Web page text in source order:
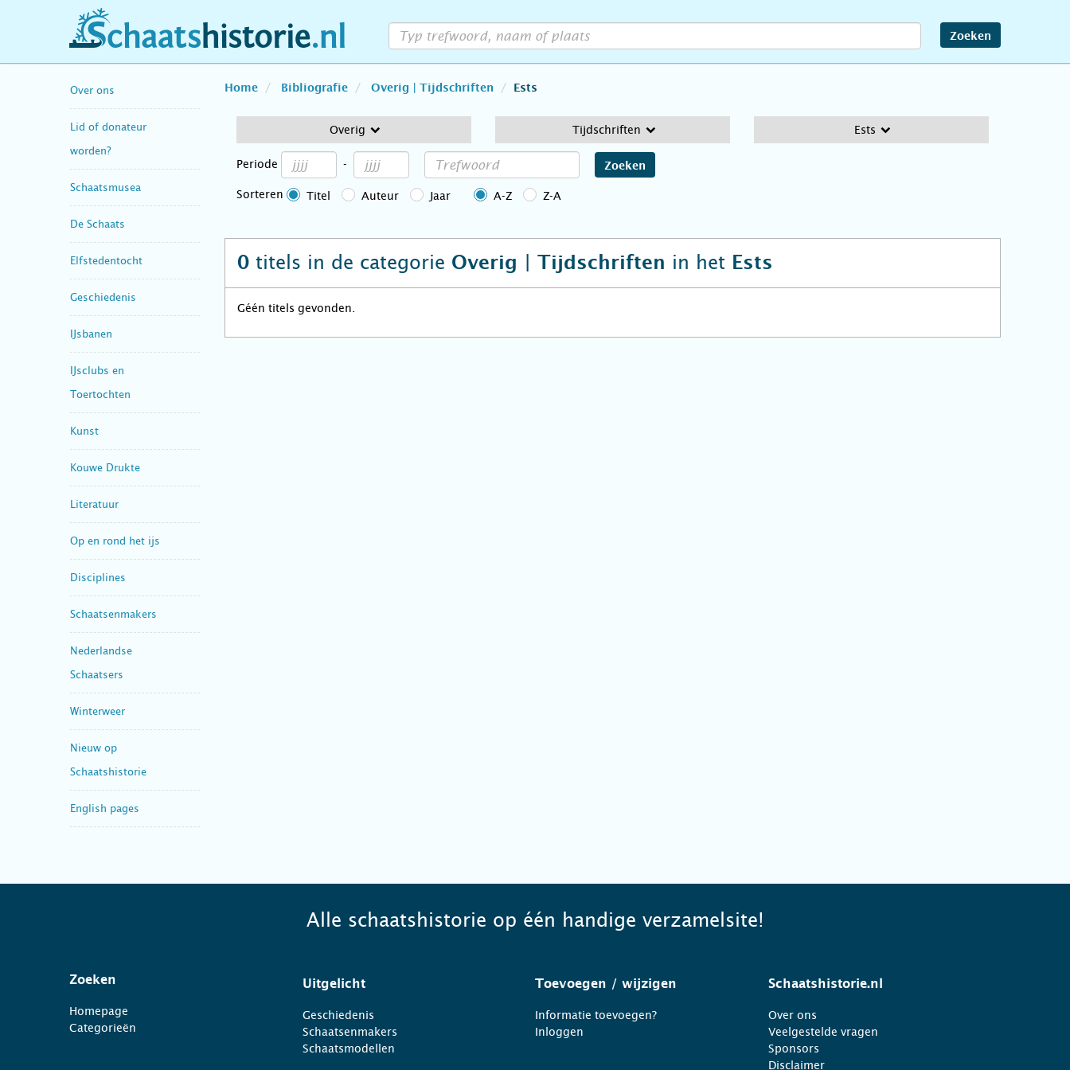
schaatshistorie.nl Zoeken
Over ons
Lid of donateur
worden?
Schaatsmusea
De Schaats
Elfstedentocht
Geschiedenis
IJsbanen
IJsclubs en
Toertochten
Kunst
Kouwe Drukte
Literatuur
Op en rond het ijs
Disciplines
Schaatsenmakers
Nederlandse
Schaatsers
Winterweer
Nieuw op
Schaatshistorie
English pages
Home Bibliografie Overig | Tijdschriften Ests
Overig Tijdschriften Ests
Periode - Zoeken
Sorteren Titel Auteur Jaar A-Z Z-A
0 titels in de categorie Overig | Tijdschriften in het Ests
Géén titels gevonden.
Alle schaatshistorie op één handige verzamelsite!
Zoeken
Homepage
Categorieën
Uitgelicht
Geschiedenis
Schaatsenmakers
Schaatsmodellen
Toevoegen / wijzigen
Informatie toevoegen?
Inloggen
Schaatshistorie.nl
Over ons
Veelgestelde vragen
Sponsors
Disclaimer